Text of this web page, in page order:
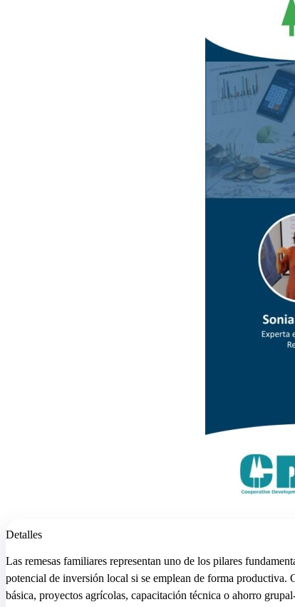
Detalles
Las remesas familiares representan uno de los pilares
potencial de inversión local si se emplean de forma productiva.
básica, proyectos agrícolas, capacitación técnica o ahorro